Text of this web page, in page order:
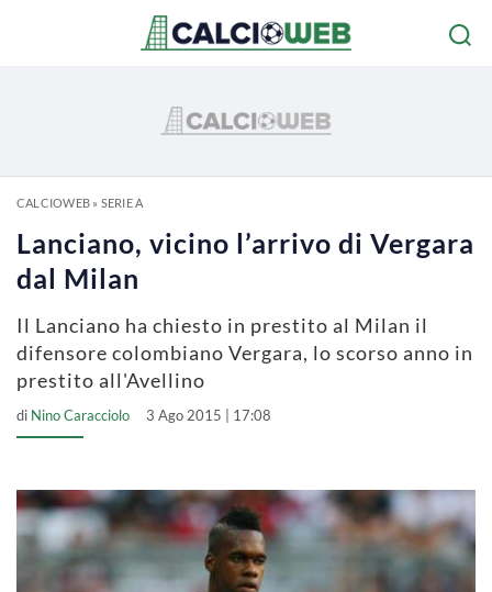
CALCIOWEB» SERIE A
Lanciano, vicino l’arrivo di Vergara
dal Milan
Il Lanciano ha chiesto in prestito al Milan il
difensore colombiano Vergara, lo scorso anno in
prestito all'Avellino
di Nino Caracciolo 3 Ago 2015 | 17:08